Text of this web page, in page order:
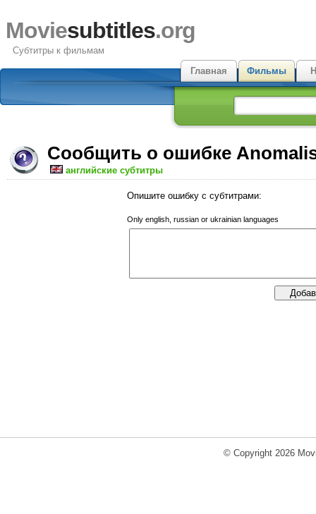
Moviesubtitles.org
Субтитры к фильмам
Главная
Фильмы
Сообщить о ошибке
английские субтитры
Опишите ошибку с субтитрами:
Only english, russian or ukrainian languages
© Copyright 2026